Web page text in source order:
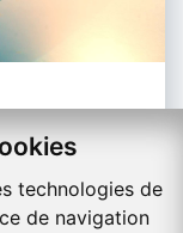
technologies de
de navigation